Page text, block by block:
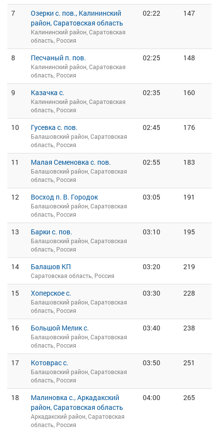
7
Озерки с. пов., Калининский
район, Саратовская область
Калининский район, Саратовская
область, Россия
02:22 147
8 Песчаный п. пов.
Калининский район, Саратовская
область, Россия
02:25 148
9 Казачка с.
Калининский район, Саратовская
область, Россия
02:35 160
10 Гусевка с. пов.
Балашовский район, Саратовская
область, Россия
02:45 176
11 Малая Семеновка с. пов.
Балашовский район, Саратовская
область, Россия
02:55 183
12 Восход п. В. Городок
Балашовский район, Саратовская
область, Россия
03:05 191
13 Барки с. пов.
Балашовский район, Саратовская
область, Россия
03:10 195
14 Балашов КП
Саратовская область, Россия
03:20 219
15 Хоперское с.
Балашовский район, Саратовская
область, Россия
03:30 228
16 Большой Мелик с.
Балашовский район, Саратовская
область, Россия
03:40 238
17 Котоврас с.
Балашовский район, Саратовская
область, Россия
03:50 251
18
Малиновка с., Аркадакский
район, Саратовская область
Аркадакский район, Саратовская
область, Россия
04:00 265